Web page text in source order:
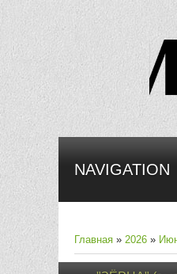
NAVIGATION
Главная » 2026 »